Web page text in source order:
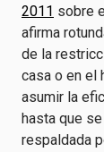
2011 sobre
afirma
de la
casa o en el
asumir la
hasta que
respaldada